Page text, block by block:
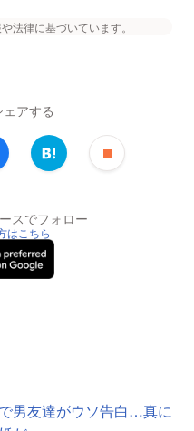
法律に基づいています。
アする
スでフォロー
はこちら
男友達がウソ告白…真に